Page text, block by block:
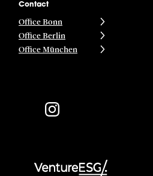
Contact
Office Bonn
Office Berlin
Office München